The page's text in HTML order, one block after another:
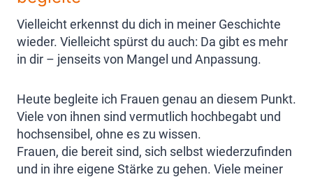
Vielleicht erkennst du dich in meiner Geschichte
wieder. Vielleicht spürst du auch: Da gibt es mehr
in dir – jenseits von Mangel und Anpassung.
Heute begleite ich Frauen genau an diesem Punkt.
Viele von ihnen sind vermutlich hochbegabt und
hochsensibel, ohne es zu wissen.
Frauen, die bereit sind, sich selbst wiederzufinden
und in ihre eigene Stärke zu gehen. Viele meiner